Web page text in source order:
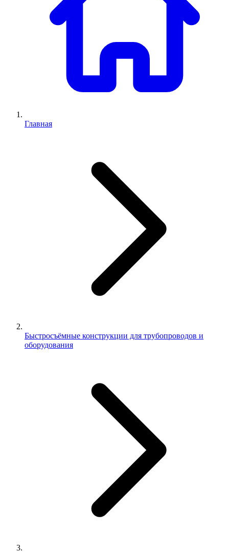
Главная
Быстросъёмные конструкции для трубопроводов и
оборудования